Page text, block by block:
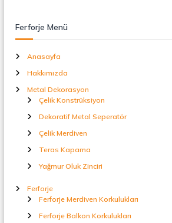
Ferforje Menü
Anasayfa
Hakkımızda
Metal Dekorasyon
Çelik Konstrüksiyon
Dekoratif Metal Seperatör
Çelik Merdiven
Teras Kapama
Yağmur Oluk Zinciri
Ferforje
Ferforje Merdiven Korkulukları
Ferforje Balkon Korkulukları